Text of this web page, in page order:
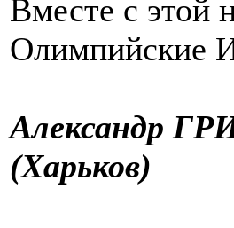
Вместе с этой
Олимпийские
Александр
(Харьков)